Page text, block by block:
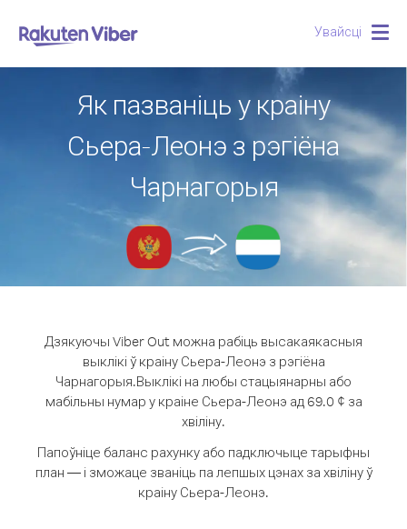
Увайсці
Як пазваніць у краіну
Сьера-Леонэ з рэгіёна
Чарнагорыя
Дзякуючы Viber Out можна рабіць высакаякасныя
выклікі ў краіну Сьера-Леонэ з рэгіёна
Чарнагорыя.Выклікі на любы стацыянарны або
мабільны нумар у краіне Сьера-Леонэ ад 69.0 ¢ за
хвіліну.
Папоўніце баланс рахунку або падключыце тарыфны
план — і зможаце званіць па лепшых цэнах за хвіліну ў
краіну Сьера-Леонэ.